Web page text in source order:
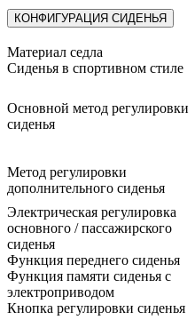
КОНФИГУРАЦИЯ СИДЕНЬЯ
Материал седла
Сиденья в спортивном стиле
Основной метод регулировки
сиденья
Метод регулировки
дополнительного сиденья
Электрическая регулировка
основного / пассажирского
сиденья
Функция переднего сиденья
Функция памяти сиденья с
электроприводом
Кнопка регулировки сиденья